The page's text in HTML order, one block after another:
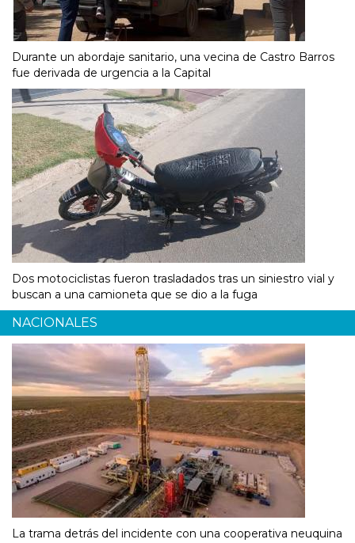
Durante un abordaje sanitario, una vecina de Castro Barros
fue derivada de urgencia a la Capital
Dos motociclistas fueron trasladados tras un siniestro vial y
buscan a una camioneta que se dio a la fuga
NACIONALES
La trama detrás del incidente con una cooperativa neuquina